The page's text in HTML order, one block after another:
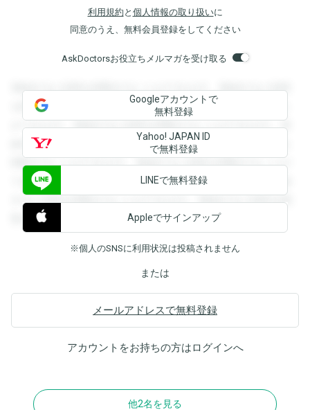
利用規約 と 個人情報の取り扱いに
同意のうえ、無料会員登録をしてください
AskDoctorsお役立ちメルマガを受け取る
登録すると回答を閲覧することができます。登録すると回答
を閲覧することができます。登録すると回答を閲覧すること
ができます。登録すると回答を閲覧することができます。登
録すると回答を閲覧することができます。登録すると回答を
閲覧することができます。登録すると回答を閲覧することが
できます。登録すると回答を閲覧することができます。登録
すると回答を閲覧することができます。登録すると回答を閲
覧することができます。
Googleアカウントで
無料登録
Yahoo! JAPAN ID
で無料登録
LINEで無料登録
Appleでサインアップ
※個人のSNSに利用状況は投稿されません
または
メールアドレスで無料登録
アカウントをお持ちの方はログインへ
他2名を見る